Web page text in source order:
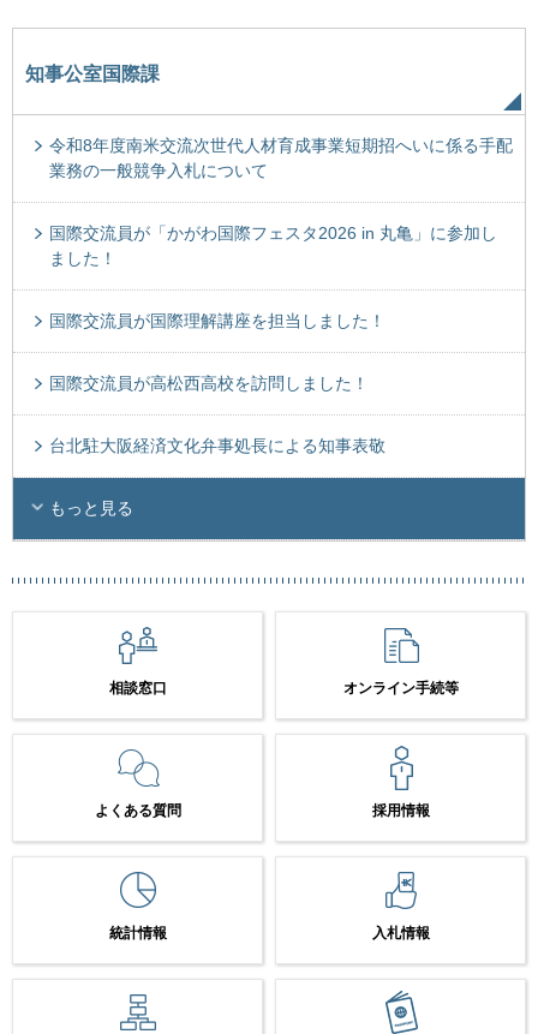
知事公室国際課
令和8年度南米交流次世代人材育成事業短期招へいに係る手配
業務の一般競争入札について
国際交流員が「かがわ国際フェスタ2026 in 丸亀」に参加し
ました！
国際交流員が国際理解講座を担当しました！
国際交流員が高松西高校を訪問しました！
台北駐大阪経済文化弁事処長による知事表敬
もっと見る
相談窓口 オンライン手続等
よくある質問 採用情報
統計情報 入札情報